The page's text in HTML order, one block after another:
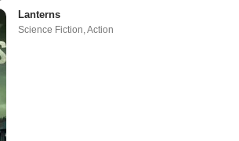
Lanterns
Science Fiction ,Action